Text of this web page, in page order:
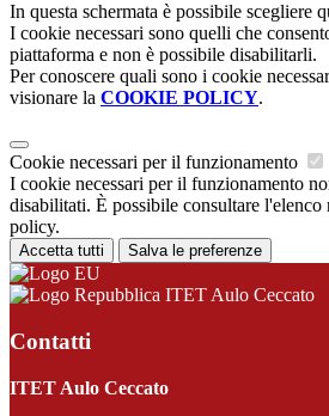
In questa schermata è possibile scegliere
I cookie necessari sono quelli che
piattaforma e non è possibile disabilitarli.
Per conoscere quali sono i cookie
visionare la COOKIE POLICY.
Cookie necessari per il funzionamento
I cookie necessari per il funzionamento
disabilitati. È possibile consultare
policy.
Accetta tutti Salva le preferenze
ITET Aulo Ceccato
Contatti
ITET Aulo Ceccato